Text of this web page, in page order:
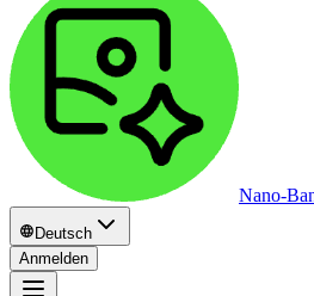
Nano-
Deutsch
Anmelden